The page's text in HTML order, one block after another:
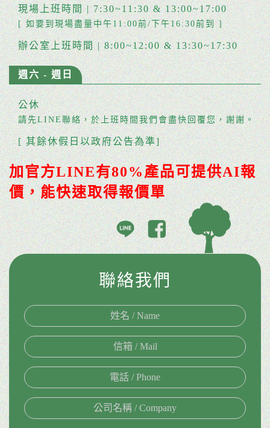
現場上班時間 | 7:30~11:30 & 13:00~17:00
[ 如要到現場盡量中午11:00前/下午16:30前到 ]
辦公室上班時間 | 8:00~12:00 & 13:30~17:30
週六 - 週日
公休
請先LINE聯絡，於上班時間我們會盡快回覆您，謝謝。
[ 其餘休假日以政府公告為準]
加官方LINE有80%產品可提供AI報
價，能快速取得報價單
聯絡我們